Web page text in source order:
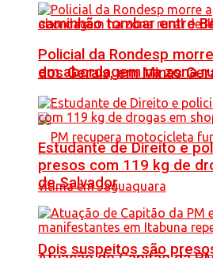
caminhão tombar entre
dos Gerais, em Minas
Dois suspeitos são
Policial da Rondesp
em abordagem na zona
Estudante de Direito e
presos com 119 kg de
de Salvador